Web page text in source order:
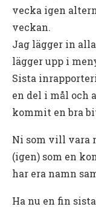
vecka igen
veckan.
Jag lägger in
lägger upp i
Sista
en del i mål och
kommit en bra
Ni som vill vara
(igen) som en
har era namn
Ha nu en fin